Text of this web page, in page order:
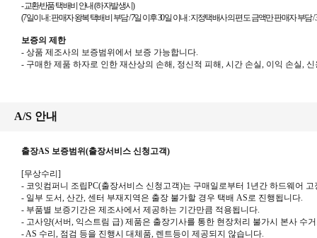
-교환/반품 택배비 안내(하자발생시)
(7일이내:판매자 왕복 택배비 부담 /7일 이후30일 이내 :지정택배사의 편도 금액만 판매자 부담 /
보증의 제한
- 상품 제조사의 보증범위에서 보증 가능합니다.
- 구매한 제품 하자로 인한 재산상의 손해, 정신적 피해, 시간 손실, 이익 손실, 신
A/S 안내
출장AS 보증범위(출장서비스 신청고객)
[무상수리 ]
- 코잇컴퍼니 조립PC(출장서비스 신청고객)는 구매일로부터 1년간 하드웨어 고
- 일부 도서, 산간, 센터 부재지역은 출장 불가할 경우 택배 AS로 진행됩니다.
- 부품별 보증기간은 제조사에서 제공하는 기간만큼 적용됩니다.
- 고사양(서버, 익스트림 급) 제품은 출장기사를 통한 현장처리 불가시 본사 수
- AS 수리 , 점검 등을 진행시 대체품, 렌트등이 제공되지 않습니다.